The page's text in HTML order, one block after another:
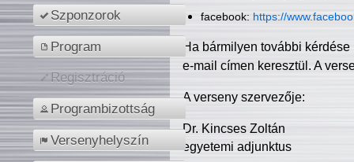
Szponzorok
Program
Regisztráció
Programbizottság
Versenyhelyszín
facebook: https://
Ha bármilyen további
e-mail címen keresztül. A
A verseny szervezője:
Dr. Kincses Zoltán
egyetemi adjunktus